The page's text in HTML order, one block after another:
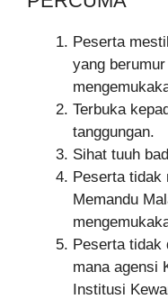
Peserta
yang
Terbuka
tanggungan.
Sihat tuuh
Peserta tidak
Memandu
Peserta tidak
mana agensi
Institusi